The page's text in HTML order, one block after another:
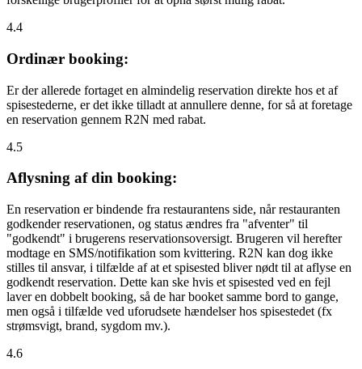
4.4
Ordinær booking:
Er der allerede fortaget en almindelig reservation direkte hos et af
spisestederne, er det ikke tilladt at annullere denne, for så at foretage
en reservation gennem R2N med rabat.
4.5
Aflysning af din booking:
En reservation er bindende fra restaurantens side, når restauranten
godkender reservationen, og status ændres fra "afventer" til
"godkendt" i brugerens reservationsoversigt. Brugeren vil herefter
modtage en SMS/notifikation som kvittering. R2N kan dog ikke
stilles til ansvar, i tilfælde af at et spisested bliver nødt til at aflyse en
godkendt reservation. Dette kan ske hvis et spisested ved en fejl
laver en dobbelt booking, så de har booket samme bord to gange,
men også i tilfælde ved uforudsete hændelser hos spisestedet (fx
strømsvigt, brand, sygdom mv.).
4.6